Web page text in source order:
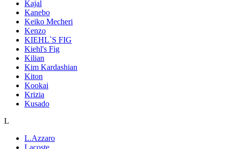
Kajal
Kanebo
Keiko Mecheri
Kenzo
KIEHL`S FIG
Kiehl's Fig
Kilian
Kim Kardashian
Kiton
Kookai
Krizia
Kusado
L
L.Azzaro
Lacoste